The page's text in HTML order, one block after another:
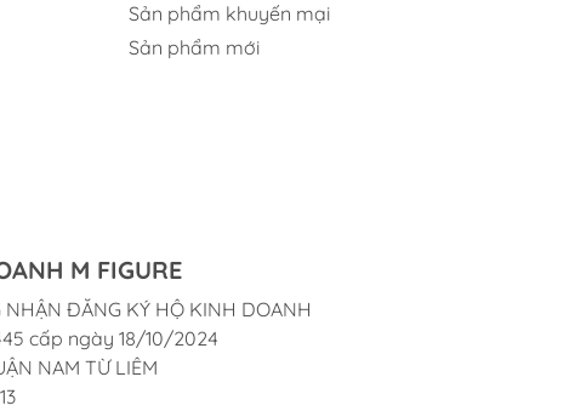
Sản phẩm khuyến mại
Sản phẩm mới
M FIGURE
NHẬN ĐĂNG KÝ HỘ KINH DOANH
cấp ngày 18/10/2024
NAM TỪ LIÊM